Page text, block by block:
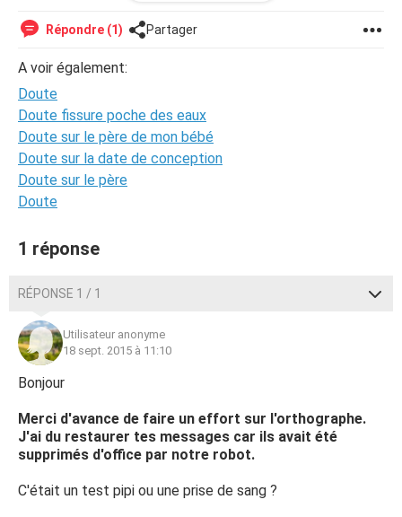
Répondre (1) Partager
A voir également:
Doute
Doute fissure poche des eaux
Doute sur le père de mon bébé
Doute sur la date de conception
Doute sur le père
Doute
1 réponse
RÉPONSE 1 / 1
Utilisateur anonyme
18 sept. 2015 à 11:10
Bonjour
Merci d'avance de faire un effort sur l'orthographe.
J'ai du restaurer tes messages car ils avait été
supprimés d'office par notre robot.
C'était un test pipi ou une prise de sang ?